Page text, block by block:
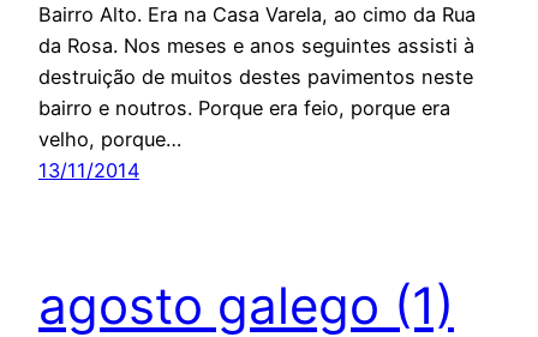
Bairro Alto. Era na Casa Varela, ao cimo da Rua
da Rosa. Nos meses e anos seguintes assisti à
destruição de muitos destes pavimentos neste
bairro e noutros. Porque era feio, porque era
velho, porque…
13/11/2014
agosto galego (1)